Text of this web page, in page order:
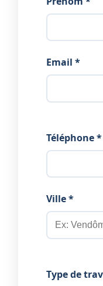
Email *
Téléphone *
Ville *
Type de